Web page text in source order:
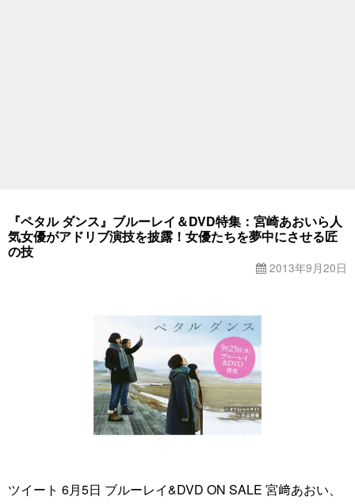
『ペタル ダンス』ブルーレイ＆DVD特集：宮崎あおいら人
気女優がアドリブ演技を披露！女優たちを夢中にさせる匠
の技
2013年9月20日
ツイート 6月5日 ブルーレイ&DVD ON SALE 宮﨑あおい、